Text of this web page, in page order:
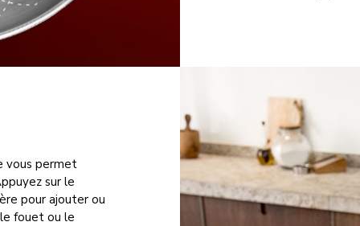
vous permet
sur le
pour ajouter ou
fouet ou le